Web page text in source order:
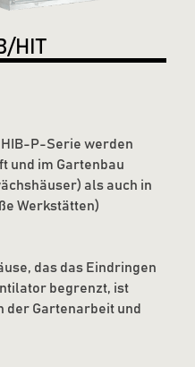
HIT
HIB-P-Serie werden
und im Gartenbau
als auch in
Werkstätten)
das das Eindringen
begrenzt, ist
der Gartenarbeit und